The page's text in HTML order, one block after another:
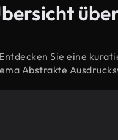
Entdecken Sie eine
Abstrakte